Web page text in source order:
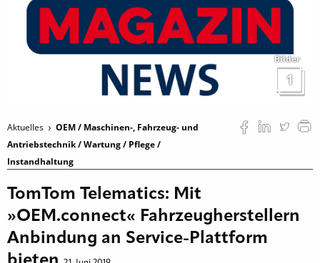
Bilder
1
Aktuelles
OEM / Maschinen-, Fahrzeug- und
Antriebstechnik / Wartung / Pflege /
Instandhaltung
TomTom Telematics: Mit
»OEM.connect« Fahrzeugherstellern
Anbindung an Service-Plattform